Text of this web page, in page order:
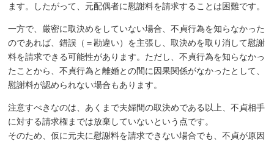
ます。したがって、元配偶者に慰謝料を請求することは困難です。
一方で、厳密に取決めをしていない場合、不貞行為を知らなかった
のであれば、錯誤（＝勘違い）を主張し、取決めを取り消して慰謝
料を請求できる可能性があります。ただし、不貞行為を知らなかっ
たことから、不貞行為と離婚との間に因果関係がなかったとして、
慰謝料が認められない場合もあります。
注意すべきなのは、あくまで夫婦間の取決めである以上、不貞相手
に対する請求権までは放棄していないという点です。
そのため、仮に元夫に慰謝料を請求できない場合でも、不貞が原因